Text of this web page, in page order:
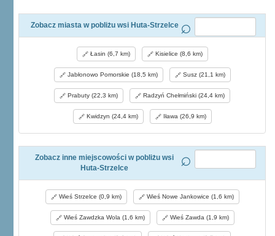
Zobacz miasta w pobliżu wsi Huta-Strzelce
Łasin (6,7 km) Kisielice (8,6 km)
Jabłonowo Pomorskie (18,5 km) Susz (21,1 km)
Prabuty (22,3 km) Radzyń Chełmiński (24,4 km)
Kwidzyn (24,4 km) Iława (26,9 km)
Zobacz inne miejscowości w pobliżu wsi
Huta-Strzelce
Wieś Strzelce (0,9 km) Wieś Nowe Jankowice (1,6 km)
Wieś Zawdzka Wola (1,6 km) Wieś Zawda (1,9 km)